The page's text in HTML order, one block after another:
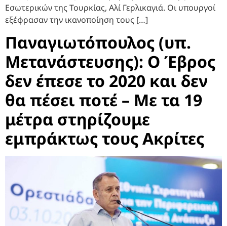
Εσωτερικών της Τουρκίας, Αλί Γερλικαγιά. Οι υπουργοί
εξέφρασαν την ικανοποίηση τους […]
Παναγιωτόπουλος (υπ.
Μετανάστευσης): Ο Έβρος
δεν έπεσε το 2020 και δεν
θα πέσει ποτέ – Με τα 19
μέτρα στηρίζουμε
εμπράκτως τους Ακρίτες